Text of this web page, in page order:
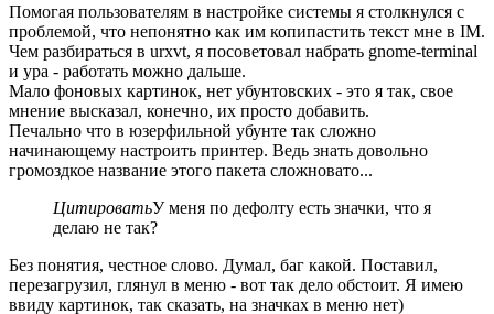
Помогая пользователям в настройке системы я столкнулся с
проблемой, что непонятно как им копипастить текст мне в IM.
Чем разбираться в urxvt, я посоветовал набрать gnome-terminal
и ура - работать можно дальше.
Мало фоновых картинок, нет убунтовских - это я так, свое
мнение высказал, конечно, их просто добавить.
Печально что в юзерфильной убунте так сложно
начинающему настроить принтер. Ведь знать довольно
громоздкое название этого пакета сложновато...
ЦитироватьУ меня по дефолту есть значки, что я
делаю не так?
Без понятия, честное слово. Думал, баг какой. Поставил,
перезагрузил, глянул в меню - вот так дело обстоит. Я имею
ввиду картинок, так сказать, на значках в меню нет)